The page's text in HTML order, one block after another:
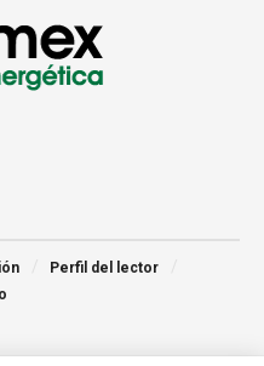
Perfil del lector